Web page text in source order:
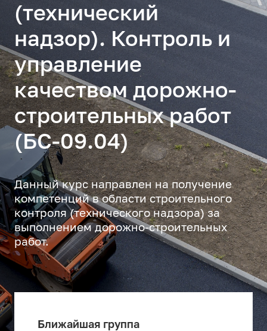
(технический
надзор). Контроль и
управление
качеством дорожно-
строительных работ
(БС-09.04)
Данный курс направлен на получение
компетенций в области строительного
контроля (технического надзора) за
выполнением дорожно-строительных
работ.
Ближайшая группа